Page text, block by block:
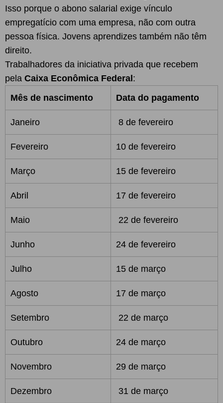
Isso porque o abono salarial exige vínculo
empregatício com uma empresa, não com outra
pessoa física. Jovens aprendizes também não têm
direito.
Trabalhadores da iniciativa privada que recebem
pela Caixa Econômica Federal :
Mês de nascimento
Data do pagamento
Janeiro 8 de fevereiro
Fevereiro 10 de fevereiro
Março 15 de fevereiro
Abril 17 de fevereiro
Maio 22 de fevereiro
Junho 24 de fevereiro
Julho 15 de março
Agosto 17 de março
Setembro 22 de março
Outubro 24 de março
Novembro 29 de março
Dezembro 31 de março